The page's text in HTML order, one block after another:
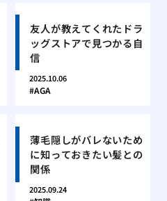
友人が教えてくれたドラ
ッグストアで見つかる自
信
2025.10.06
AGA
薄毛隠しがバレないため
に知っておきたい髪との
関係
2025.09.24